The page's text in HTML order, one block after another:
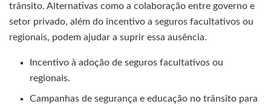
trânsito. Alternativas como a colaboração entre governo e
setor privado, além do incentivo a seguros facultativos ou
regionais, podem ajudar a suprir essa ausência.
Incentivo à adoção de seguros facultativos ou
regionais.
Campanhas de segurança e educação no trânsito para